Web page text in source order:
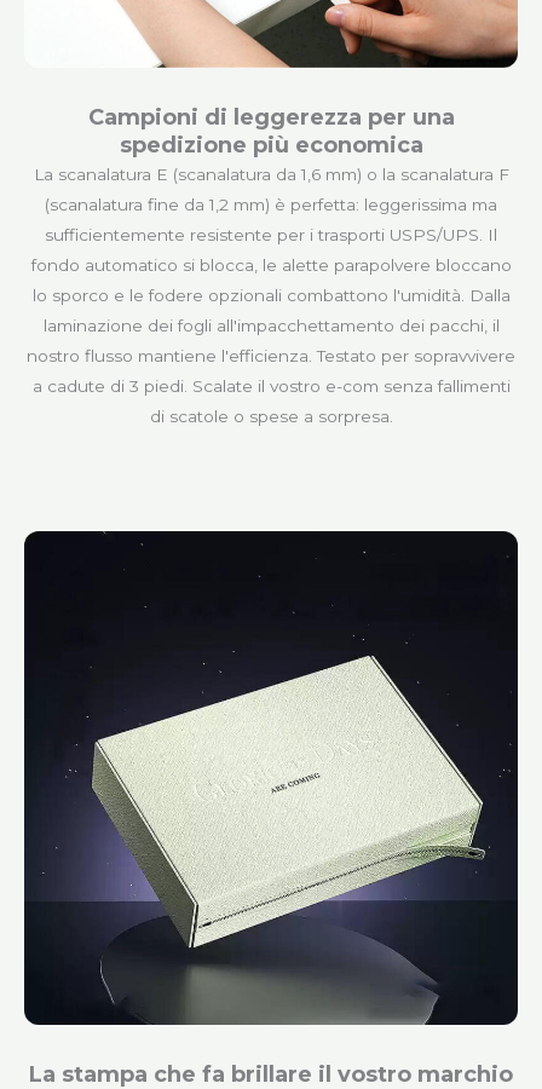
Campioni di leggerezza per una
spedizione più economica
La scanalatura E (scanalatura da 1,6 mm) o la scanalatura F
(scanalatura fine da 1,2 mm) è perfetta: leggerissima ma
sufficientemente resistente per i trasporti USPS/UPS. Il
fondo automatico si blocca, le alette parapolvere bloccano
lo sporco e le fodere opzionali combattono l'umidità. Dalla
laminazione dei fogli all'impacchettamento dei pacchi, il
nostro flusso mantiene l'efficienza. Testato per sopravvivere
a cadute di 3 piedi. Scalate il vostro e-com senza fallimenti
di scatole o spese a sorpresa.
La stampa che fa brillare il vostro marchio